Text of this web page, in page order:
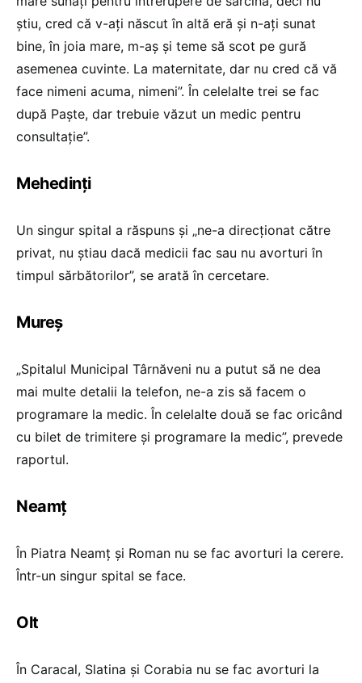
știu, cred că v-ați născut în altă eră și n-ați sunat
bine, în joia mare, m-aș și teme să scot pe gură
asemenea cuvinte. La maternitate, dar nu cred că vă
face nimeni acuma, nimeni”. În celelalte trei se fac
după Paște, dar trebuie văzut un medic pentru
consultație”.
Mehedinți
Un singur spital a răspuns și „ne-a direcționat către
privat, nu știau dacă medicii fac sau nu avorturi în
timpul sărbătorilor”, se arată în cercetare.
Mureș
„Spitalul Municipal Târnăveni nu a putut să ne dea
mai multe detalii la telefon, ne-a zis să facem o
programare la medic. În celelalte două se fac oricând
cu bilet de trimitere și programare la medic”, prevede
raportul.
Neamț
În Piatra Neamț și Roman nu se fac avorturi la cerere.
Într-un singur spital se face.
Olt
În Caracal, Slatina și Corabia nu se fac avorturi la